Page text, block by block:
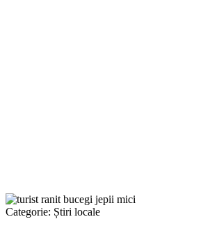
Categorie: Știri locale